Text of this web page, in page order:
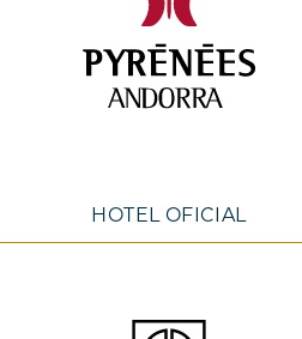
HOTEL OFICIAL